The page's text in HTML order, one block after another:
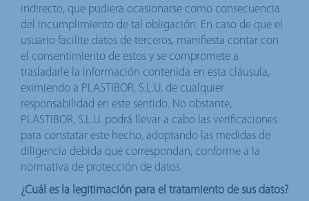
indirecto, que pudiera ocasionarse como consecuencia
del incumplimiento de tal obligación. En caso de que el
usuario facilite datos de terceros, manifiesta contar con
el consentimiento de estos y se compromete a
trasladarle la información contenida en esta cláusula,
eximiendo a PLASTIBOR, S.L.U. de cualquier
responsabilidad en este sentido. No obstante,
PLASTIBOR, S.L.U. podrá llevar a cabo las verificaciones
para constatar este hecho, adoptando las medidas de
diligencia debida que correspondan, conforme a la
normativa de protección de datos.
¿Cuál es la legitimación para el tratamiento de sus datos?